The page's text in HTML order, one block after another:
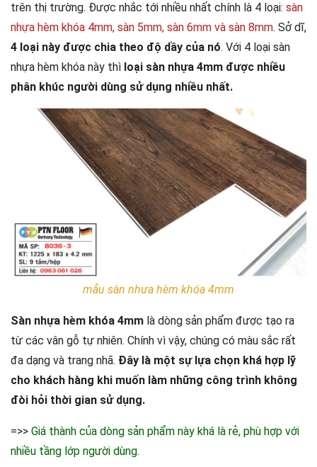
trên thị trường. Được nhắc tới nhiều nhất chính là 4 loại: sàn
nhựa hèm khóa 4mm, sàn 5mm, sàn 6mm và sàn 8mm. Sở dĩ,
4 loại này được chia theo độ dầy của nó. Với 4 loại sàn
nhựa hèm khóa này thì loại sàn nhựa 4mm được nhiều
phân khúc người dùng sử dụng nhiều nhất.
mẫu sàn nhưa hèm khóa 4mm
Sàn nhựa hèm khóa 4mm là dòng sản phẩm được tạo ra
từ các vân gỗ tự nhiên. Chính vì vậy, chúng có màu sắc rất
đa dạng và trang nhã. Đây là một sự lựa chọn khá hợp lỹ
cho khách hàng khi muốn làm những công trình không
đòi hỏi thời gian sử dụng.
=>> Giá thành của dòng sản phẩm này khá là rẻ, phù hợp với
nhiều tầng lớp người dùng.